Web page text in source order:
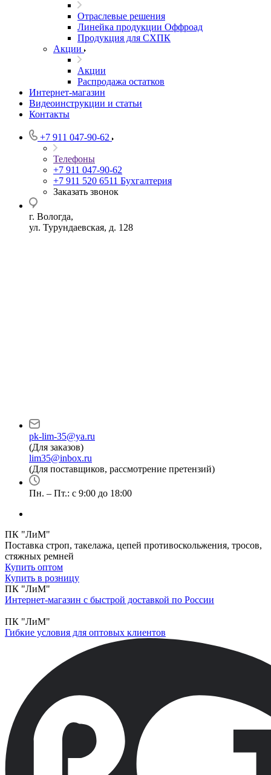
Отраслевые решения
Линейка продукции Оффроад
Продукция для СХПК
Акции
Акции
Распродажа остатков
Интернет-магазин
Видеоинструкции и статьи
Контакты
+7 911 047-90-62
Телефоны
+7 911 047-90-62
+7 911 520 6511 Бухгалтерия
Заказать звонок
г. Вологда,
ул. Турундаевская, д. 128
pk-lim-35@ya.ru
(Для заказов)
lim35@inbox.ru
(Для поставщиков, рассмотрение претензий)
Пн. – Пт.: с 9:00 до 18:00
ПК "ЛиМ"
Поставка строп, такелажа, цепей противоскольжения, тросов,
стяжных ремней
Купить оптом
Купить в розницу
ПК "ЛиМ"
Интернет-магазин с быстрой доставкой по России
ПК "ЛиМ"
Гибкие условия для оптовых клиентов